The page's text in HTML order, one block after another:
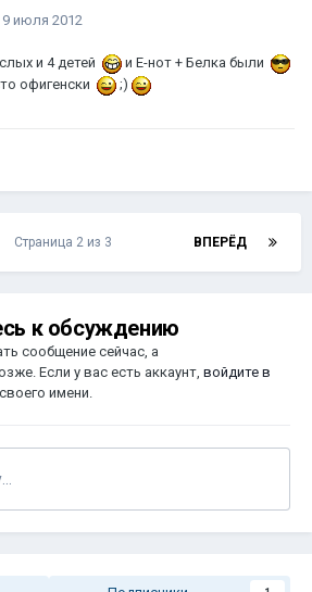
9 июля 2012
и 4 детей
и Е-нот + Белка были
офигенски ;)
ВПЕРЁД
Страница 2 из 3
к обсуждению
сообщение сейчас, а
Если у вас есть аккаунт, войдите в
имени.